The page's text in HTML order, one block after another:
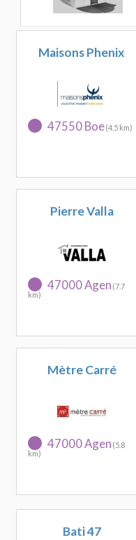
Maisons Phenix
47550 Boe(4.5 km)
Pierre Valla
47000 Agen (7.7
km)
Mètre Carré
47000 Agen (5.8
km)
Bati 47